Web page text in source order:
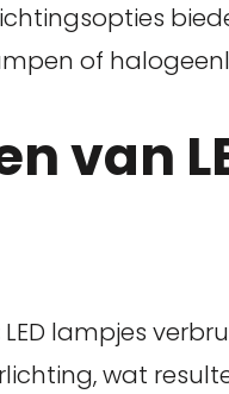
of
van
LED lampjes
wat